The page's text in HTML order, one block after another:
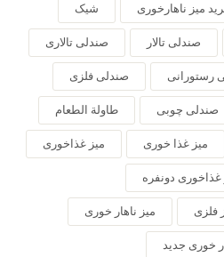
میز ناهارخوری شیک
صندلی تالار صندلی تالاری
رستورانی صندلی فلزی
صندلی چوبی طاولة الطعام
میز غذا خوری میز غذاخوری
غذاخوری دونفره
فلزی میز ناهار خوری
خوری جدید